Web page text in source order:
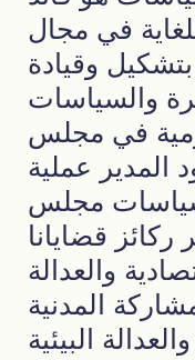
في مجال
وقيادة
والسياسات
في مجلس
المدير عملية
سياسات مجلس
قضايانا
والعدالة
المدنية